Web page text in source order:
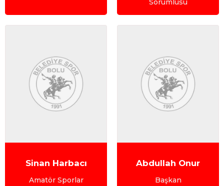
Sorumlusu
Sinan Harbacı
Amatör Sporlar
Abdullah Onur
Başkan